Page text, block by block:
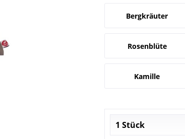
Bergkräuter
Rosenblüte
Kamille